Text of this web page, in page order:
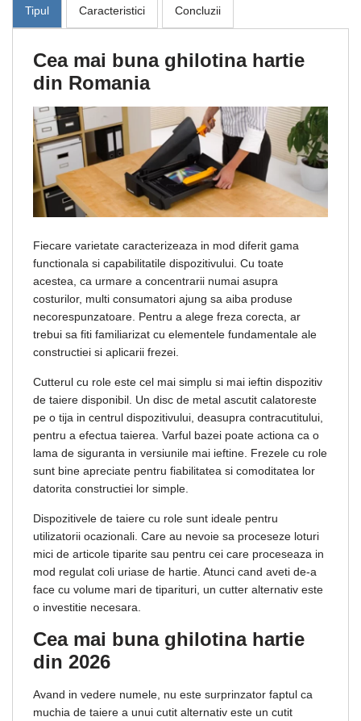
Tipul Caracteristici Concluzii
Cea mai buna ghilotina hartie
din Romania
Fiecare varietate caracterizeaza in mod diferit gama
functionala si capabilitatile dispozitivului. Cu toate
acestea, ca urmare a concentrarii numai asupra
costurilor, multi consumatori ajung sa aiba produse
necorespunzatoare. Pentru a alege freza corecta, ar
trebui sa fiti familiarizat cu elementele fundamentale ale
constructiei si aplicarii frezei.
Cutterul cu role este cel mai simplu si mai ieftin dispozitiv
de taiere disponibil. Un disc de metal ascutit calatoreste
pe o tija in centrul dispozitivului, deasupra contracutitului,
pentru a efectua taierea. Varful bazei poate actiona ca o
lama de siguranta in versiunile mai ieftine. Frezele cu role
sunt bine apreciate pentru fiabilitatea si comoditatea lor
datorita constructiei lor simple.
Dispozitivele de taiere cu role sunt ideale pentru
utilizatorii ocazionali. Care au nevoie sa proceseze loturi
mici de articole tiparite sau pentru cei care proceseaza in
mod regulat coli uriase de hartie. Atunci cand aveti de-a
face cu volume mari de tiparituri, un cutter alternativ este
o investitie necesara.
Cea mai buna ghilotina hartie
din 2026
Avand in vedere numele, nu este surprinzator faptul ca
muchia de taiere a unui cutit alternativ este un cutit